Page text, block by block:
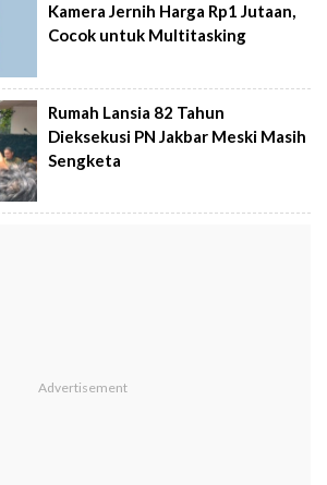
Kamera Jernih Harga Rp1 Jutaan,
Cocok untuk Multitasking
Rumah Lansia 82 Tahun
Dieksekusi PN Jakbar Meski Masih
Sengketa